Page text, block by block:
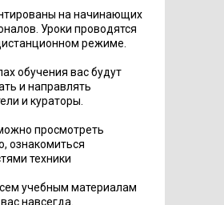
на начинающих
Уроки проводятся
режиме.
обучения вас будут
и направлять
и кураторы.
просмотреть
ознакомиться
техники
учебным материалам
навсегда.